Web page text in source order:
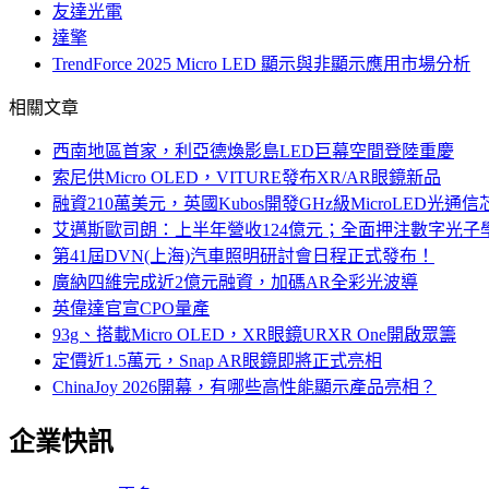
友達光電
達擎
TrendForce 2025 Micro LED 顯示與非顯示應用市場分析
相關文章
西南地區首家，利亞德煥影島LED巨幕空間登陸重慶
索尼供Micro OLED，VITURE發布XR/AR眼鏡新品
融資210萬美元，英國Kubos開發GHz級MicroLED光通信
艾邁斯歐司朗：上半年營收124億元；全面押注數字光子
第41屆DVN(上海)汽車照明研討會日程正式發布！
廣納四維完成近2億元融資，加碼AR全彩光波導
英偉達官宣CPO量產
93g、搭載Micro OLED，XR眼鏡URXR One開啟眾籌
定價近1.5萬元，Snap AR眼鏡即將正式亮相
ChinaJoy 2026開幕，有哪些高性能顯示產品亮相？
企業快訊